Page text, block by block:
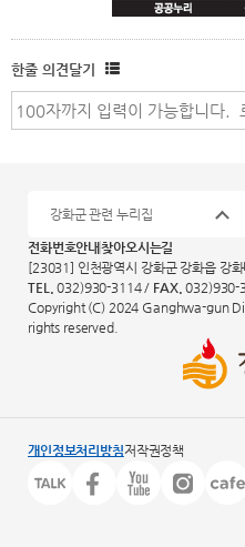
한줄 의견달기
전화번호안내 찾아오시는길
[23031] 인천광역시 강화군 강화읍 강
TEL.
032)930-3114 / FAX. 032)930-
Copyright (C) 2024 Ganghwa-gun
rights reserved.
강화군 관련 누리집
개인정보처리방침저작권정책